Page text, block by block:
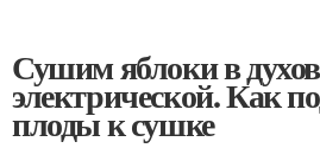
Сушим яблоки в
электрической. Как
плоды к сушке